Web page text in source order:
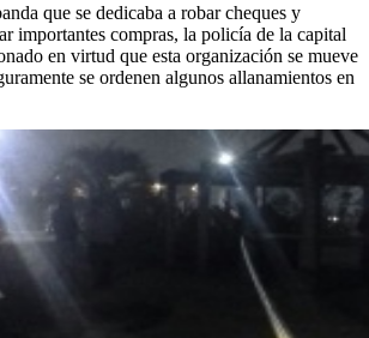
que se dedicaba a robar cheques y
importantes compras, la policía de la capital
en virtud que esta organización se mueve
se ordenen algunos allanamientos en